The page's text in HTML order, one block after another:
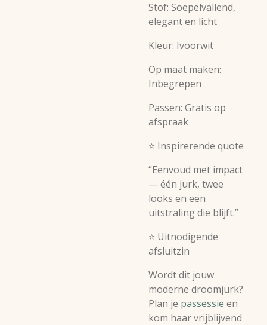
Stof: Soepelvallend,
elegant en licht
Kleur: Ivoorwit
Op maat maken:
Inbegrepen
Passen: Gratis op
afspraak
⭐ Inspirerende quote
“Eenvoud met impact
— één jurk, twee
looks en een
uitstraling die blijft.”
⭐ Uitnodigende
afsluitzin
Wordt dit jouw
moderne droomjurk?
Plan je passessie en
kom haar vrijblijvend